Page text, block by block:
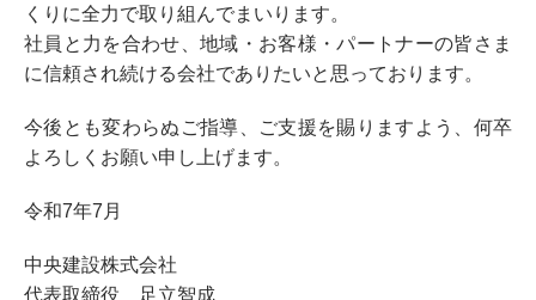
くりに全力で取り組んでまいります。
社員と力を合わせ、地域・お客様・パートナーの皆さま
に信頼され続ける会社でありたいと思っております。
今後とも変わらぬご指導、ご支援を賜りますよう、何卒
よろしくお願い申し上げます。
令和7年7月
中央建設株式会社
代表取締役 足立智成